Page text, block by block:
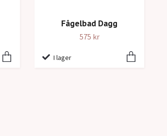
Fågelbad Dagg
575 kr
I lager